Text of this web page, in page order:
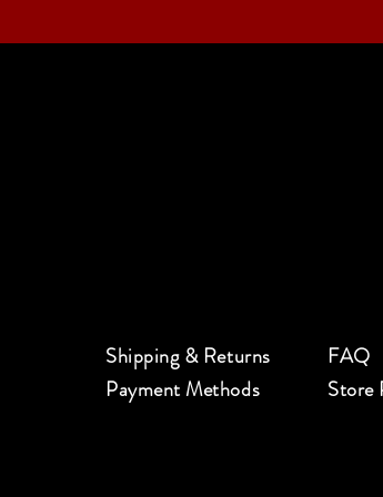
Shipping & Returns
Payment Methods
FAQ
Store